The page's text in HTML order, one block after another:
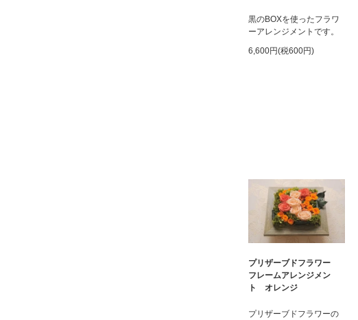
黒のBOXを使ったフラワ
ーアレンジメントです。
6,600円(税600円)
プリザーブドフラワー
フレームアレンジメン
ト オレンジ
プリザーブドフラワーの